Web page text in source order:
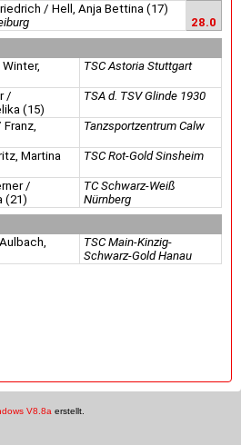
/ Hell, Anja Bettina (17)
28.0
TSC Astoria Stuttgart
/
(15)
TSA d. TSV Glinde 1930
Tanzsportzentrum Calw
Martina
TSC Rot-Gold Sinsheim
/
(21)
TC Schwarz-Weiß
Nürnberg
TSC Main-Kinzig-
Schwarz-Gold Hanau
V8.8a erstellt.